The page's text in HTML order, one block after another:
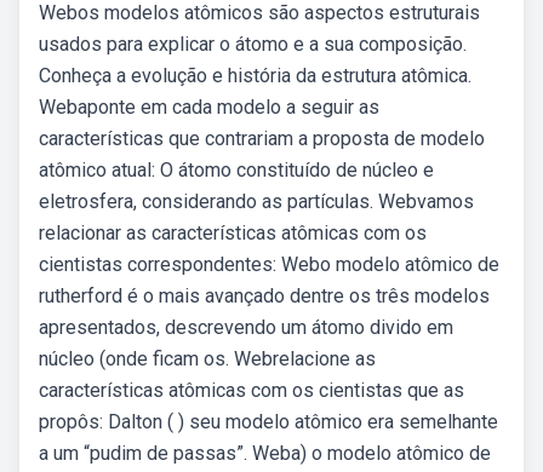
Webos modelos atômicos são aspectos estruturais
usados para explicar o átomo e a sua composição.
Conheça a evolução e história da estrutura atômica.
Webaponte em cada modelo a seguir as
características que contrariam a proposta de modelo
atômico atual: O átomo constituído de núcleo e
eletrosfera, considerando as partículas. Webvamos
relacionar as características atômicas com os
cientistas correspondentes: Webo modelo atômico de
rutherford é o mais avançado dentre os três modelos
apresentados, descrevendo um átomo divido em
núcleo (onde ficam os. Webrelacione as
características atômicas com os cientistas que as
propôs: Dalton ( ) seu modelo atômico era semelhante
a um “pudim de passas”. Weba) o modelo atômico de